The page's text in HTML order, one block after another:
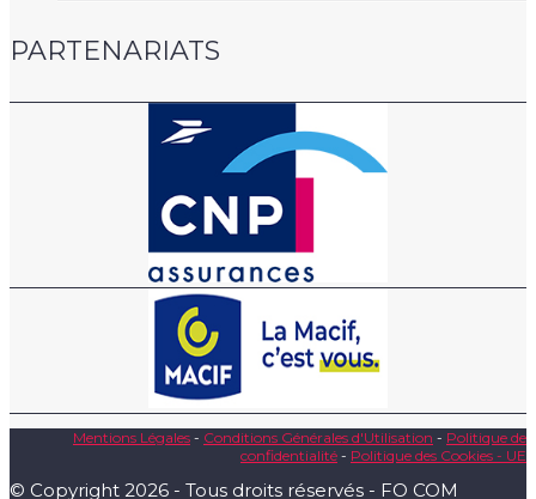
PARTENARIATS
Mentions Légales - Conditions Générales d'Utilisation - Politique de
confidentialité - Politique des Cookies - UE
© Copyright 2026 - Tous droits réservés - FO COM